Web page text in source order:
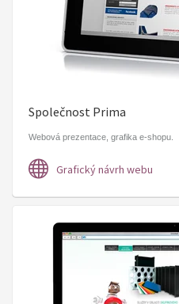
Společnost Prima
Webová prezentace, grafika e-shopu.
Grafický návrh webu